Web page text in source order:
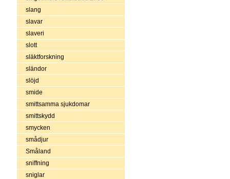
slang
slavar
slaveri
slott
släktforskning
sländor
slöjd
smide
smittsamma sjukdomar
smittskydd
smycken
smådjur
Småland
sniffning
sniglar